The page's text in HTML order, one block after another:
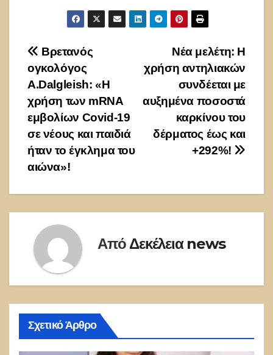
Πλοήγηση
άρθρων
Νέα μελέτη: Η
χρήση αντηλιακών
συνδέεται με
αυξημένα ποσοστά
καρκίνου του
δέρματος έως και
+292%!
Βρετανός
ογκολόγος
Α.Dalgleish: «Η
χρήση των mRNA
εμβολίων Covid-19
σε νέους και παιδιά
ήταν το έγκλημα του
αιώνα»!
Από Δεκέλεια news
Σχετικό Άρθρο